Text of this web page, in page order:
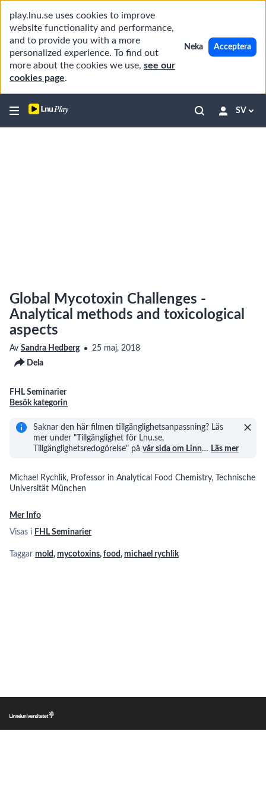
play.lnu.se uses cookies to improve
website functionality and performance,
and to provide you with a more
personalized experience. To find out
more about the cookies we use, see our
cookies page.
Neka Acceptera
SV
Global Mycotoxin Challenges -
Analytical methods and toxicological
aspects
Av Sandra Hedberg
25 maj, 2018
Dela
FHL Seminarier
Besök kategorin
Saknar den här filmen tillgänglighetsanpassning? Läs
mer under "Tillgänglighet för Lnu.se,
Tillgänglighetsredogörelse" på vår sida om Linn… Läs mer
Michael Rychlik, Professor in Analytical Food Chemistry, Technische
Universität München
Mer Info
Visas i FHL Seminarier
Taggar mold, mycotoxins, food, michael rychlik